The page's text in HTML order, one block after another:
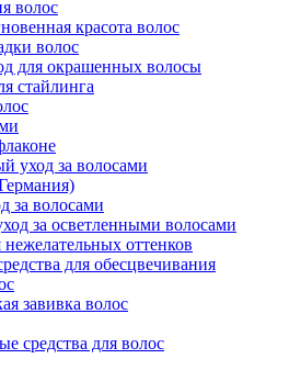
волос
красота волос
волос
для окрашенных волосы
стайлинга
уход за волосами
за волосами
за осветленными волосами
оттенков
для обесцвечивания
завивка волос
средства для волос